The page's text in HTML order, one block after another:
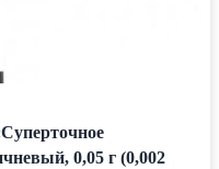
0,05 г (0,002